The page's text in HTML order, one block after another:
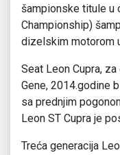
šampionske titule u
Championship)
dizelskim motorom
Seat Leon Cupra,
Gene, 2014.godine
sa prednjim
Leon ST Cupra je
Treća generacija